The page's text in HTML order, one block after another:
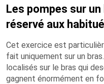
Les pompes sur
réservé aux
Cet exercice est
fait uniquement sur un
localisés sur le bras qui
gagnent énormément en